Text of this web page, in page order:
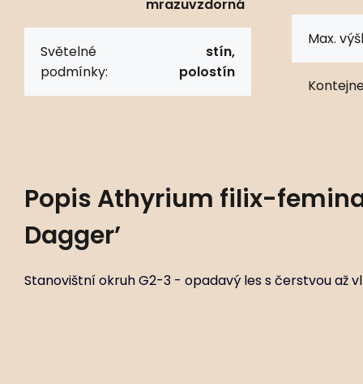
mrazuvzdorná
Světelné
podmínky:
stín,
polostín
Max.
Popis Athyrium filix-femina
Dagger’
Stanovištní okruh G2-3 - opadavý les s čerstvou až